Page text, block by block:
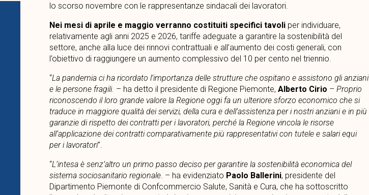
lo scorso novembre con le rappresentanze sindacali dei lavoratori.
Nei mesi di aprile e maggio verranno costituiti specifici tavoliper individuare,
relativamente agli anni 2025 e 2026, tariffe adeguate a garantire la sostenibilità del
settore, anche alla luce dei rinnovi contrattuali e all’aumento dei costi generali, con
l’obiettivo di raggiungere un aumento complessivo del 10 per cento nel triennio.
“La pandemia ci ha ricordato l’importanza delle strutture che ospitano e assistono gli anziani
e le persone fragili. – ha detto il presidente di Regione Piemonte, Alberto Cirio – Proprio
riconoscendo il loro grande valore la Regione oggi fa un ulteriore sforzo economico che si
traduce in maggiore qualità dei servizi, della cura e dell’assistenza per i nostri anziani e in più
garanzie di rispetto dei contratti per i lavoratori, perché la Regione vincola le risorse
all’applicazione dei contratti comparativamente più rappresentativi con tutele e salari equi
per i lavoratori”.
“L’intesa è senz’altro un primo passo deciso per garantire la sostenibilità economica del
sistema sociosanitario regionale. – ha evidenziato Paolo Ballerini, presidente del
Dipartimento Piemonte di Confcommercio Salute, Sanità e Cura, che ha sottoscritto